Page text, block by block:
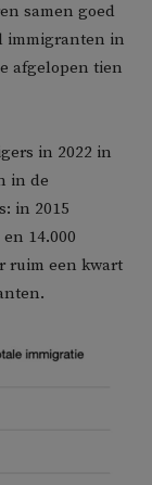
samen goed
immigranten in
afgelopen tien
in 2022 in
in de
in 2015
14.000
ruim een kwart